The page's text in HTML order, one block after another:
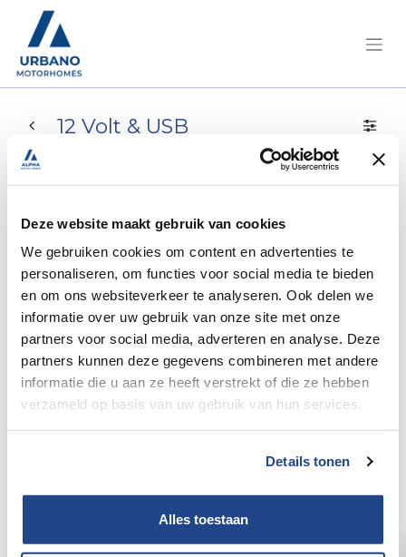
Deze website maakt gebruik van cookies
We gebruiken cookies om content en advertenties te
personaliseren, om functies voor social media te bieden
en om ons websiteverkeer te analyseren. Ook delen we
informatie over uw gebruik van onze site met onze
partners voor social media, adverteren en analyse. Deze
partners kunnen deze gegevens combineren met andere
informatie die u aan ze heeft verstrekt of die ze hebben
verzameld op basis van uw gebruik van hun services.
Details tonen
Alles toestaan
12 Volt & USB
12 Volt & USB
Aucun produit défini
Aucun produit défini dans cette catégorie.